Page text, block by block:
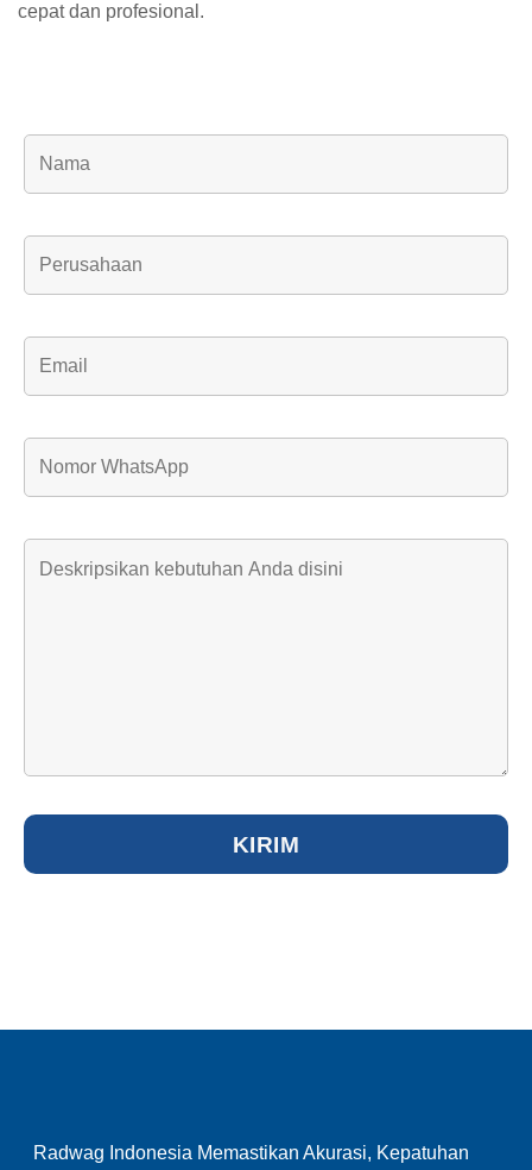
cepat dan profesional.
Radwag Indonesia Memastikan Akurasi, Kepatuhan